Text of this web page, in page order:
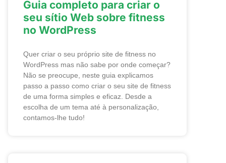
Guia completo para criar o
seu sítio Web sobre fitness
no WordPress
Quer criar o seu próprio site de fitness no
WordPress mas não sabe por onde começar?
Não se preocupe, neste guia explicamos
passo a passo como criar o seu site de fitness
de uma forma simples e eficaz. Desde a
escolha de um tema até à personalização,
contamos-lhe tudo!